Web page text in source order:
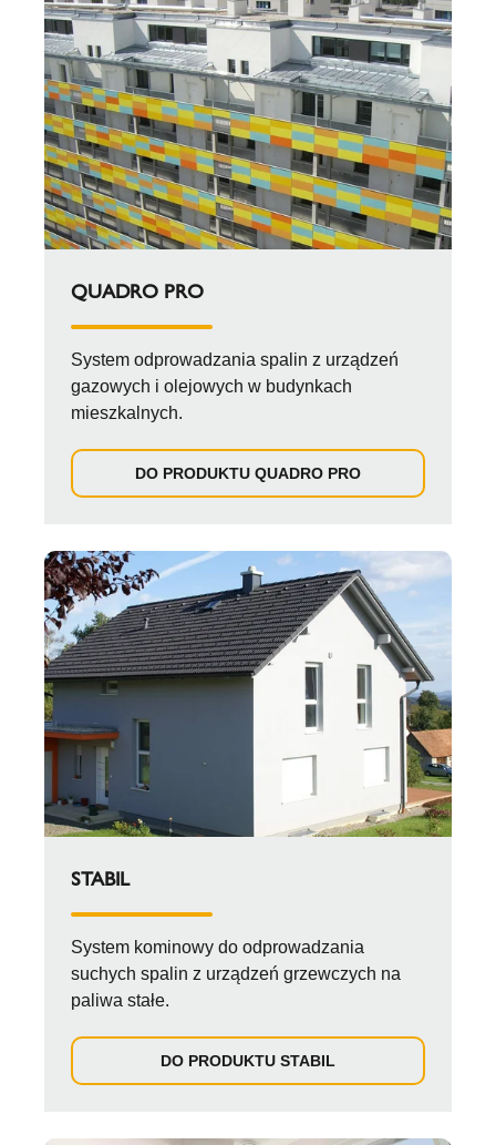
QUADRO PRO
System odprowadzania spalin z urządzeń
gazowych i olejowych w budynkach
mieszkalnych.
DO PRODUKTU QUADRO PRO
STABIL
System kominowy do odprowadzania
suchych spalin z urządzeń grzewczych na
paliwa stałe.
DO PRODUKTU STABIL